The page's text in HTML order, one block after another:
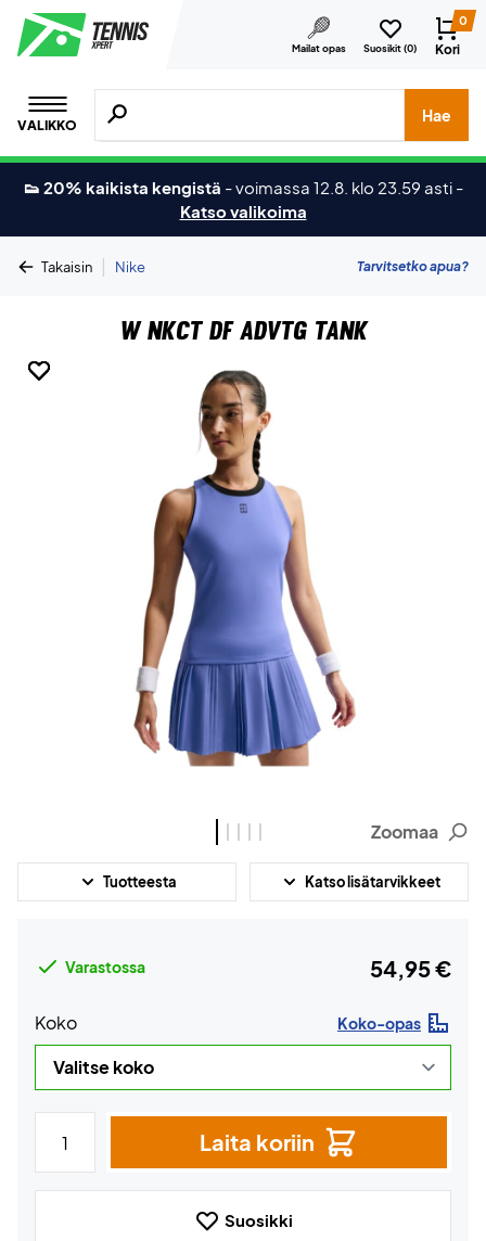
Mailat opas Suosikit (0)
0
Kori
VALIKKO
Hae tuotteita, merkkejä jne.
Hae
👟 20% kaikista kengistä -voimassa 12.8. klo 23.59 asti -
Katso valikoima
Takaisin | Nike Tarvitsetko apua?
W Nkct Df Advtg Tank
Zoomaa
Tuotteesta Katso lisätarvikkeet
Varastossa 54,95 €
Koko Koko-opas
Laita koriin
Suosikki